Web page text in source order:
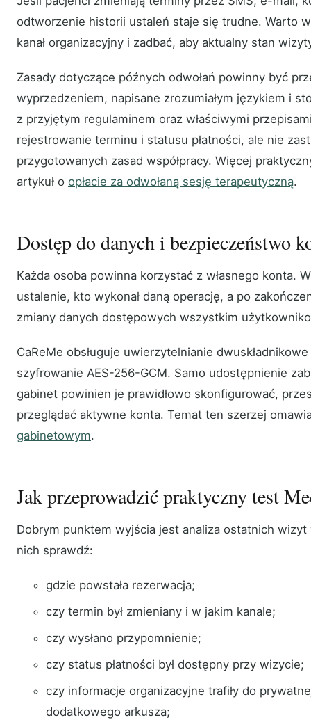
odtworzenie historii ustaleń staje się trudne. Warto
kanał organizacyjny i zadbać, aby aktualny stan
Zasady dotyczące późnych odwołań powinny być
wyprzedzeniem, napisane zrozumiałym językiem i
z przyjętym regulaminem oraz właściwymi
rejestrowanie terminu i statusu płatności, ale nie
przygotowanych zasad współpracy. Więcej
artykuł o opłacie za odwołaną sesję terapeutyczną.
Dostęp do danych i bezpieczeństwo
Każda osoba powinna korzystać z własnego konta.
ustalenie, kto wykonał daną operację, a po
zmiany danych dostępowych wszystkim
CaReMe obsługuje uwierzytelnianie
szyfrowanie AES-256-GCM. Samo udostępnienie
gabinet powinien je prawidłowo skonfigurować,
przeglądać aktywne konta. Temat ten szerzej
gabinetowym.
Jak przeprowadzić praktyczny test
Dobrym punktem wyjścia jest analiza ostatnich
nich sprawdź:
gdzie powstała rezerwacja;
czy termin był zmieniany i w jakim kanale;
czy wysłano przypomnienie;
czy status płatności był dostępny przy wizycie;
czy informacje organizacyjne trafiły do
dodatkowego arkusza;